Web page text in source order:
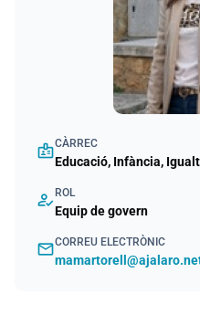
badgeCÀRREC
Educació, Infància,
how_to_regROL
Equip de govern
emailCORREU ELECTRÒNIC